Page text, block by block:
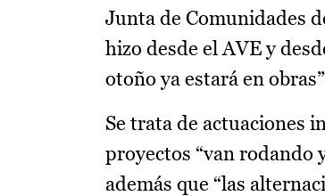
Junta de Comunidades
hizo desde el AVE y
otoño ya estará en
Se trata de actuaciones
proyectos “van rodando
además que “las